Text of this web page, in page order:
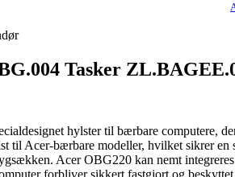
Tasker
hylster til bærbare computere,
til Acer-bærbare modeller, hvilket sikrer
Acer OBG220 kan nemt
forbliver sikkert fastgjort og